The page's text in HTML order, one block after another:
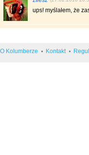
ups! myślałem, że
O Kolumberze Kontakt